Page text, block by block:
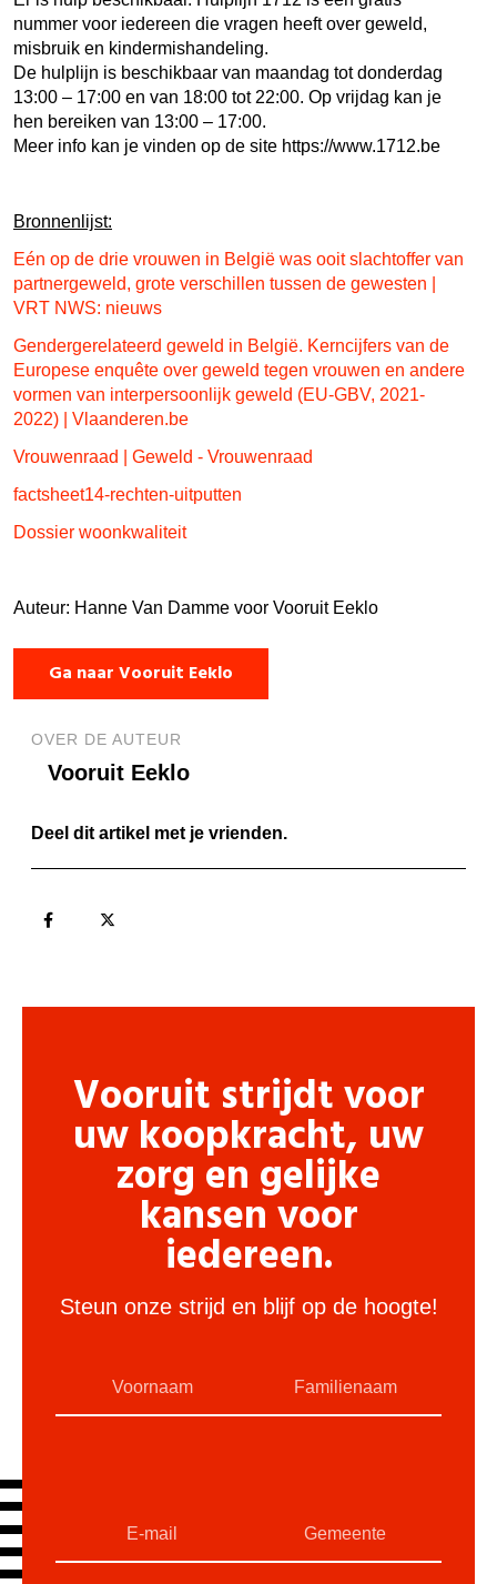
nummer voor iedereen die vragen heeft over geweld,
misbruik en kindermishandeling.
De hulplijn is beschikbaar van maandag tot donderdag
13:00 – 17:00 en van 18:00 tot 22:00. Op vrijdag kan je
hen bereiken van 13:00 – 17:00.
Meer info kan je vinden op de site https://www.1712.be
Bronnenlijst:
Eén op de drie vrouwen in België was ooit slachtoffer van
partnergeweld, grote verschillen tussen de gewesten |
VRT NWS: nieuws
Gendergerelateerd geweld in België. Kerncijfers van de
Europese enquête over geweld tegen vrouwen en andere
vormen van interpersoonlijk geweld (EU-GBV, 2021-
2022) | Vlaanderen.be
Vrouwenraad | Geweld - Vrouwenraad
factsheet14-rechten-uitputten
Dossier woonkwaliteit
Auteur: Hanne Van Damme voor Vooruit Eeklo
Ga naar Vooruit Eeklo
OVER DE AUTEUR
Vooruit Eeklo
Deel dit artikel met je vrienden.
Vooruit strijdt voor
uw koopkracht, uw
zorg en gelijke
kansen voor
iedereen.
Steun onze strijd en blijf op de hoogte!